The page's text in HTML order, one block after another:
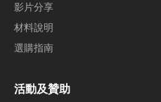
影片分享
材料說明
選購指南
活動及贊助